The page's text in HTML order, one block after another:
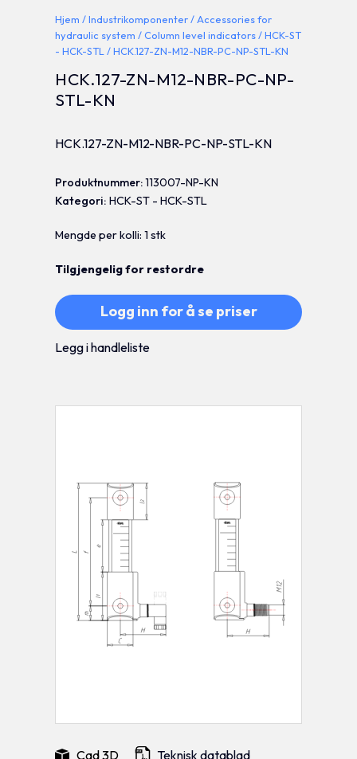
Hjem /Industrikomponenter/ Accessories for
hydraulic system /Column level indicators/HCK-ST
- HCK-STL / HCK.127-ZN-M12-NBR-PC-NP-STL-KN
HCK.127-ZN-M12-NBR-PC-NP-
STL-KN
HCK.127-ZN-M12-NBR-PC-NP-STL-KN
Produktnummer:113007-NP-KN
Kategori:HCK-ST - HCK-STL
Mengde per kolli: 1 stk
Tilgjengelig for restordre
Logg inn for å se priser
Legg i handleliste
Cad 3D Teknisk datablad